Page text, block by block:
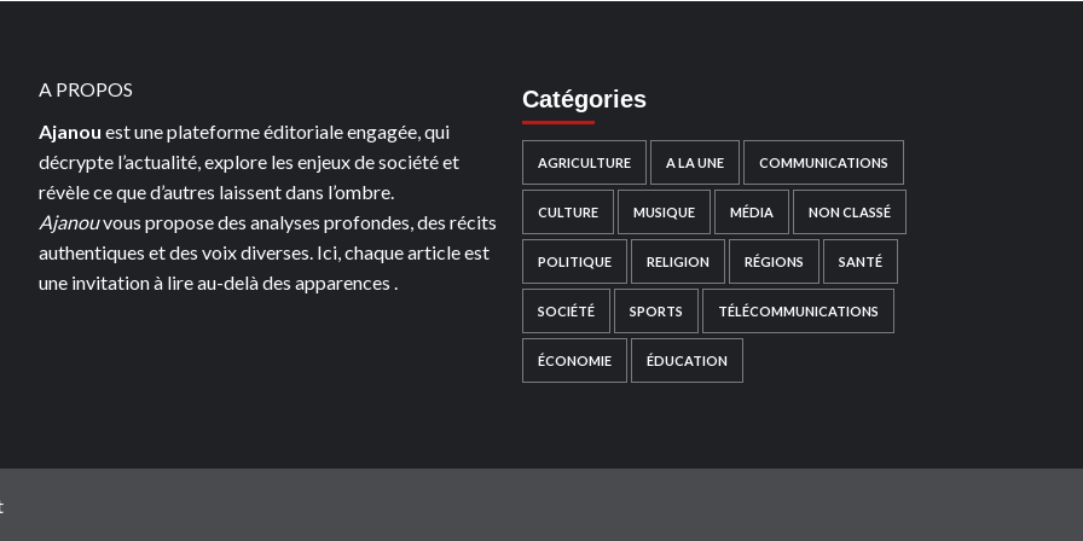
A PROPOS
Ajanou est une plateforme éditoriale engagée, qui
décrypte l’actualité, explore les enjeux de société et
révèle ce que d’autres laissent dans l’ombre.
Ajanouvous propose des analyses profondes, des récits
authentiques et des voix diverses. Ici, chaque article est
une invitation à lire au-delà des apparences .
Catégories
AGRICULTURE A LA UNE COMMUNICATIONS
CULTURE MUSIQUE MÉDIA NON CLASSÉ
POLITIQUE RELIGION RÉGIONS SANTÉ
SOCIÉTÉ SPORTS TÉLÉCOMMUNICATIONS
ÉCONOMIE ÉDUCATION